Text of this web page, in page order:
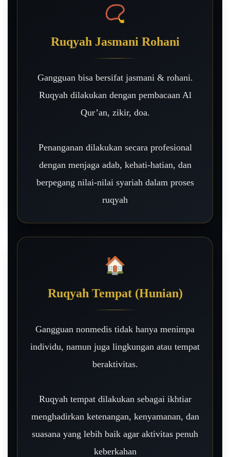
📿
Ruqyah Jasmani Rohani
Gangguan bisa bersifat jasmani & rohani.
Ruqyah dilakukan dengan pembacaan Al
Qur’an, zikir, doa.
Penanganan dilakukan secara profesional
dengan menjaga adab, kehati-hatian, dan
berpegang nilai-nilai syariah dalam proses
ruqyah
🏠
Ruqyah Tempat (Hunian)
Gangguan nonmedis tidak hanya menimpa
individu, namun juga lingkungan atau tempat
beraktivitas.
Ruqyah tempat dilakukan sebagai ikhtiar
menghadirkan ketenangan, kenyamanan, dan
suasana yang lebih baik agar aktivitas penuh
keberkahan